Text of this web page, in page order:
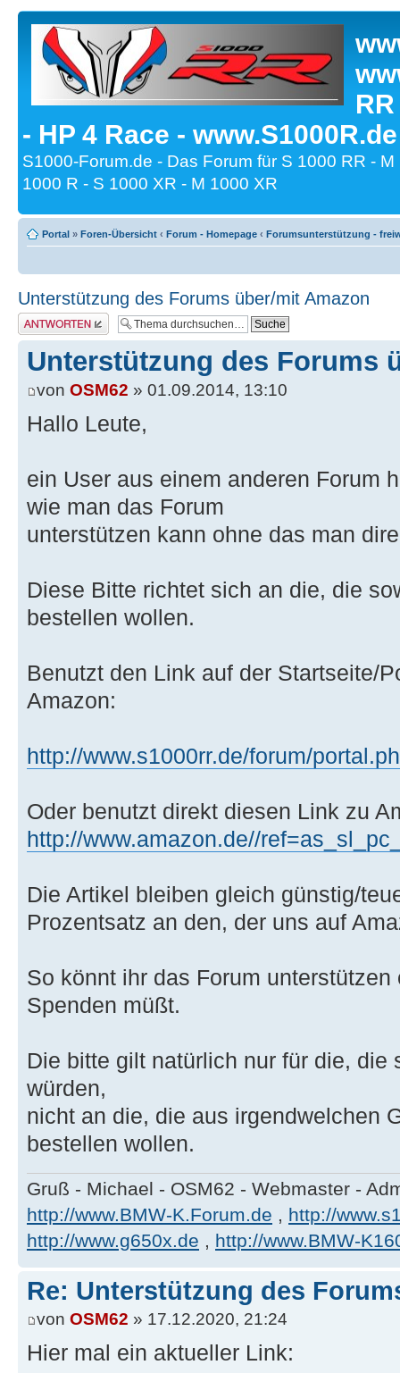
- HP 4 Race -
S1000-Forum.de - Das Forum für S 1000 RR -
1000 R - S 1000 XR - M 1000 XR
Portal » Foren-Übersicht ‹ Forum - Homepage ‹ Forumsunterstützung -
Unterstützung des Forums über/mit Amazon
Antwort erstellen
Unterstützung des Forums
von OSM62 » 01.09.2014, 13:10
Hallo Leute,
ein User aus einem anderen Forum
wie man das Forum
unterstützen kann ohne das man
Diese Bitte richtet sich an die, die
bestellen wollen.
Benutzt den Link auf der Startseite/
Amazon:
http://www.s1000rr.de/forum/
Oder benutzt direkt diesen Link zu
http://www.amazon.de//
Die Artikel bleiben gleich günstig/
Prozentsatz an den, der uns auf
So könnt ihr das Forum
Spenden müßt.
Die bitte gilt natürlich nur für die,
würden,
nicht an die, die aus irgendwelchen
bestellen wollen.
Gruß - Michael - OSM62 - Webmaster -
http://www.BMW-K.Forum.de , http://
http://www.g650x.de , http://www.BMW-
Re: Unterstützung des
von OSM62 » 17.12.2020, 21:24
Hier mal ein aktueller Link: